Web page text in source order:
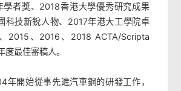
學者獎、2018香港大學優秀研究成果
科技新銳人物、2017年港大工學院卓
2015、2016、2018 ACTA/Scripta
最佳審稿人。
年開始從事先進汽車鋼的研發工作，